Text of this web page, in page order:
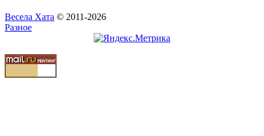
Весела Хата © 2011-2026
Разное